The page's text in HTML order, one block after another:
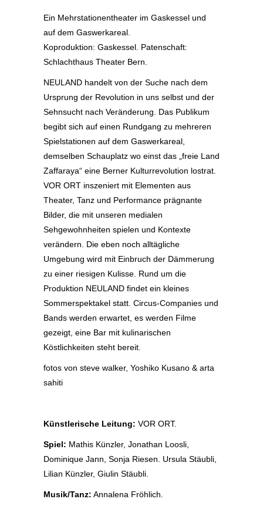
Ein Mehrstationentheater im Gaskessel und
auf dem Gaswerkareal.
Koproduktion: Gaskessel. Patenschaft:
Schlachthaus Theater Bern.
NEULAND handelt von der Suche nach dem
Ursprung der Revolution in uns selbst und der
Sehnsucht nach Veränderung. Das Publikum
begibt sich auf einen Rundgang zu mehreren
Spielstationen auf dem Gaswerkareal,
demselben Schauplatz wo einst das „freie Land
Zaffaraya“ eine Berner Kulturrevolution lostrat.
VOR ORT inszeniert mit Elementen aus
Theater, Tanz und Performance prägnante
Bilder, die mit unseren medialen
Sehgewohnheiten spielen und Kontexte
verändern. Die eben noch alltägliche
Umgebung wird mit Einbruch der Dämmerung
zu einer riesigen Kulisse. Rund um die
Produktion NEULAND findet ein kleines
Sommerspektakel statt. Circus-Companies und
Bands werden erwartet, es werden Filme
gezeigt, eine Bar mit kulinarischen
Köstlichkeiten steht bereit.
fotos von steve walker, Yoshiko Kusano & arta
sahiti
Künstlerische Leitung: VOR ORT.
Spiel: Mathis Künzler, Jonathan Loosli,
Dominique Jann, Sonja Riesen. Ursula Stäubli,
Lilian Künzler, Giulin Stäubli.
Musik/Tanz: Annalena Fröhlich